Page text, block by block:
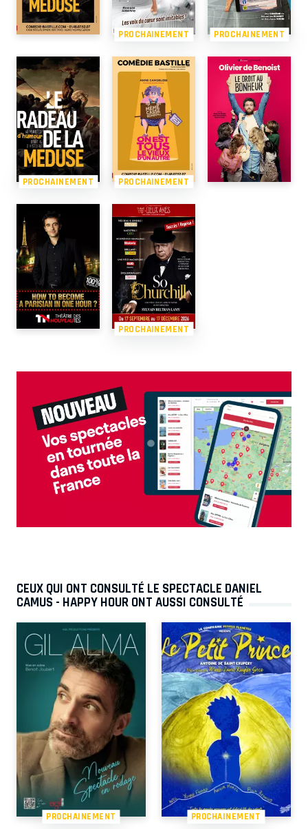
PROCHAINEMENT PROCHAINEMENT
PROCHAINEMENT PROCHAINEMENT
PROCHAINEMENT
CEUX QUI ONT CONSULTÉ LE SPECTACLE DANIEL
CAMUS - HAPPY HOUR ONT AUSSI CONSULTÉ
PROCHAINEMENT PROCHAINEMENT